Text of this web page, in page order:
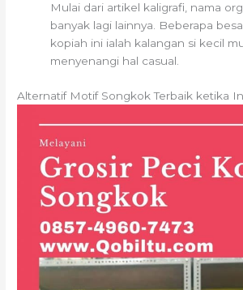
Mulai dari artikel kaligrafi, nama
banyak lagi lainnya. Beberapa
kopiah ini ialah kalangan si kecil
menyenangi hal casual.
Alternatif Motif Songkok Terbaik ketika